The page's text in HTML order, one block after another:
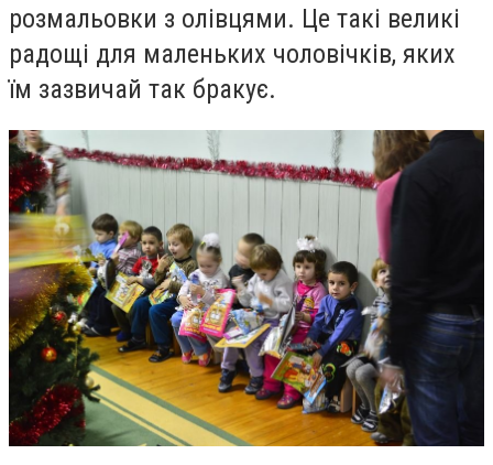
розмальовки з олівцями. Це такі великі
радощі для маленьких чоловічків, яких
їм зазвичай так бракує.